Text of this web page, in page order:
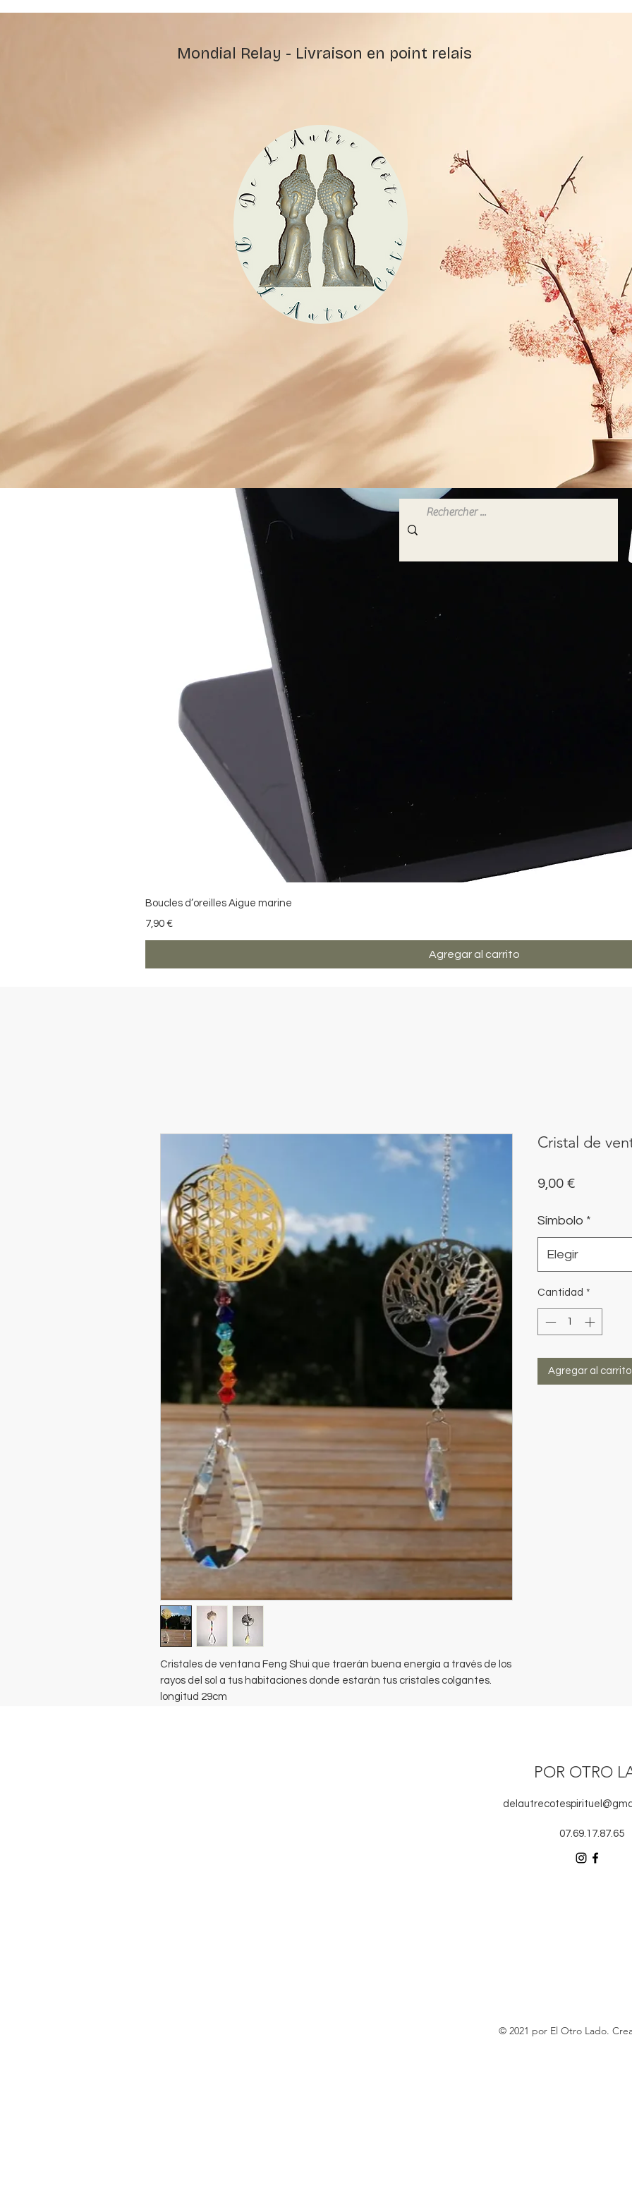
Mondial Relay - Livraison en point relais
Boucles d’oreilles Aigue marine
Precio
7,90 €
Agregar al carrito
Cristales de ventana Feng Shui que traerán buena energía a través de los
rayos del sol a tus habitaciones donde estarán tus cristales colgantes.
longitud 29cm
Cristal de
9,00 €Precio
Símbolo *
Elegir
Cantidad *
Agregar al carrito
POR OTRO
07.69.17.87.65
© 2021 por El Otro Lado.